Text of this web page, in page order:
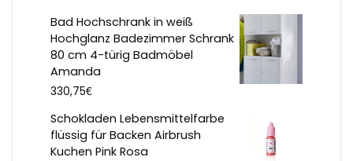
Bad Hochschrank in weiß
Hochglanz Badezimmer Schrank
80 cm 4-türig Badmöbel
Amanda
330,75€
Schokladen Lebensmittelfarbe
flüssig für Backen Airbrush
Kuchen Pink Rosa